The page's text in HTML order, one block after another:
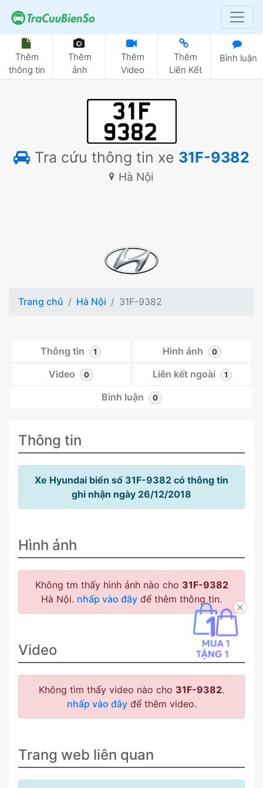
Thêm
thông tin
Thêm
ảnh
Thêm
Video
Thêm
Liên Kết
Bình luận
Tra cứu thông tin xe 31F-9382
Hà Nội
Trang chủ Hà Nội 31F-9382
Thông tin 1 Hình ảnh 0
Video 0 Liên kết ngoài 1
Bình luận 0
Thông tin
Xe Hyundai biển số 31F-9382 có thông tin
ghi nhận ngày 26/12/2018
Hình ảnh
Không tm thấy hình ảnh nào cho 31F-9382
Hà Nội. nhấp vào đây để thêm thông tin.
Video
Không tìm thấy video nào cho 31F-9382.
nhấp vào đâyđể thêm video.
Trang web liên quan